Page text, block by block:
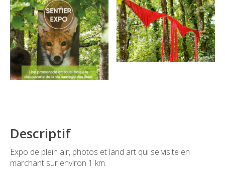
Descriptif
Expo de plein air, photos et land art qui se visite en
marchant sur environ 1 km.